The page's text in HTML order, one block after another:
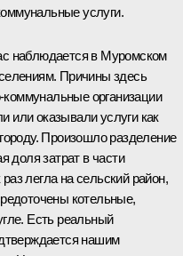
услуги.
наблюдается в Муромском
Причины здесь
организации
или оказывали услуги как
Произошло разделение
доля затрат в части
легла на сельский район,
котельные,
Есть реальный
нашим